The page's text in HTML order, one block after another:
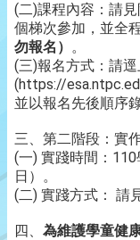
(二)課程內容：請
個梯次參加，並全
勿報名） 。
(三)報名方式：請
(https://
並以報名先後順序
三、第二階段：實
(一) 實踐時間：
日）。
(二) 實踐方式： 請
四、 為維護學童健